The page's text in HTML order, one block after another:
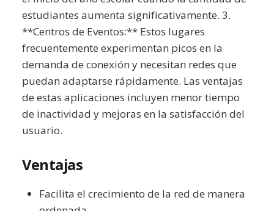
estudiantes aumenta significativamente. 3.
**Centros de Eventos:** Estos lugares
frecuentemente experimentan picos en la
demanda de conexión y necesitan redes que
puedan adaptarse rápidamente. Las ventajas
de estas aplicaciones incluyen menor tiempo
de inactividad y mejoras en la satisfacción del
usuario.
Ventajas
Facilita el crecimiento de la red de manera